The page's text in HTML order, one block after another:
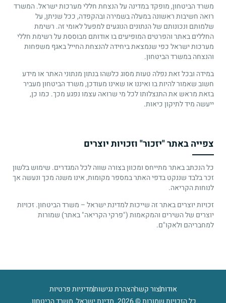
משרד הביטחון, מופקד במדינה על הנצחת חללי מערכות ישראל. המשרד
רואה חשיבות ראשונה במעלה בשמירה ובהקפדה, ככל שניתן, על
שלמותם ונכונותם של הנתונים הנוגעים למפעל לאומי זה. רשימת
החללים באתר והפרטים המופיעים בו אודותם מבוססת על רשימת חללי
מערכות ישראל כפי שנמצאת ביחידה להנצחת החייל באגף משפחות
והנצחה במשרד הביטחון.
במידה ובכל זאת נפלה טעות מסוג כלשהו בנתון מנתוני האתר או מידע
חשוב שאמור להיות בו ואיננו או שאינו מעודכן, משרד הביטחון מעביר
בזאת מראש את התנצלותו לכל מי שרואה עצמו נפגע מכך. כמו כן,
ייעשה מיד לתיקון כיאות.
צפייה באתר "יזכור" וזכויות יוצרים
כל הנכתב באתר מתייחס ומכוון בצורה שווה לכל המגדרים. שימוש בלשון
זכר בלבד שננקט בדפי האתר במספר מקומות, אינו משנה מכך ונעשה אך
לנוחות הקריאה.
זכויות יוצרים באתר זה שייכות למדינת ישראל – משרד הביטחון. זכויות
יוצרים של השירים והמקאמות ("פרקי הקריאה" באתר) שמורות
למחבריהם ולאקו"ם.
אודותצור קשרהצהרת נגישותמדיניות פרטיות